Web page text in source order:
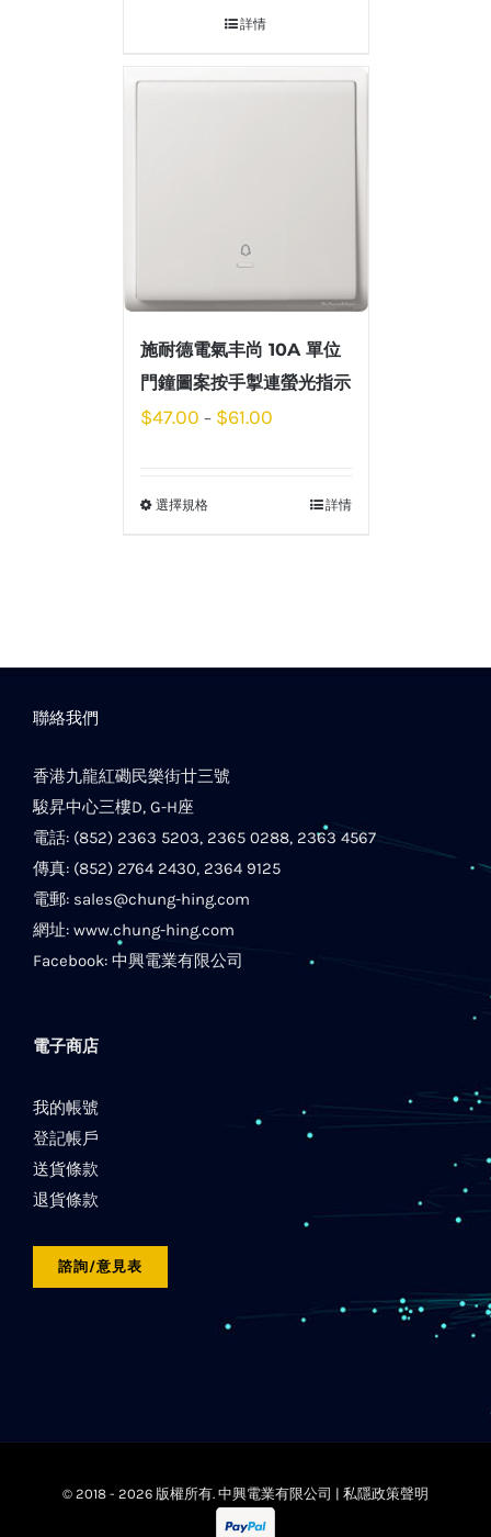
詳情
施耐德電氣丰尚 10A 單位
門鐘圖案按手掣連螢光指示
$47.00 – $61.00
選擇規格 詳情
聯絡我們
香港九龍紅磡民樂街廿三號
駿昇中心三樓D, G-H座
電話: (852) 2363 5203, 2365 0288, 2363 4567
傳真: (852) 2764 2430, 2364 9125
電郵: sales@chung-hing.com
網址: www.chung-hing.com
Facebook: 中興電業有限公司
電子商店
我的帳號
登記帳戶
送貨條款
退貨條款
諮詢/意見表
© 2018 - 2026 版權所有. 中興電業有限公司 | 私隱政策聲明